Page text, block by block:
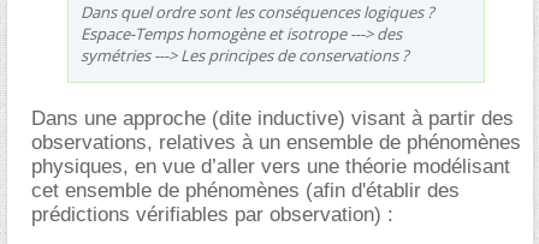
Dans quel ordre sont les conséquences logiques ?
Espace-Temps homogène et isotrope ---> des
symétries ---> Les principes de conservations ?
Dans une approche (dite inductive) visant à partir des
observations, relatives à un ensemble de phénomènes
physiques, en vue d’aller vers une théorie modélisant
cet ensemble de phénomènes (afin d'établir des
prédictions vérifiables par observation) :